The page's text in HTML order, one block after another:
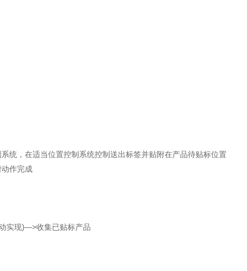
，在适当位置控制系统控制送出标签并贴附在产品待贴标位置
作完成
现)—>收集已贴标产品